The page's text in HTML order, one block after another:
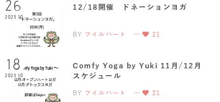
26
2023.10
12/18開催 ドネーションヨガ
BY フイルハート … 21
18
2023.10
Comfy Yoga by Yuki 11月/12月
スケジュール
BY フイルハート … 21